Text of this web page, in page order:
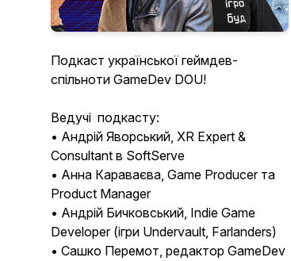
Подкаст української геймдев-
спільноти GameDev DOU!
Ведучі подкасту:
• Андрій Яворський, XR Expert &
Consultant в SoftServe
• Анна Караваєва, Game Producer та
Product Manager
• Андрій Бичковський, Indie Game
Developer (ігри Undervault, Farlanders)
• Сашко Перемот, редактор GameDev